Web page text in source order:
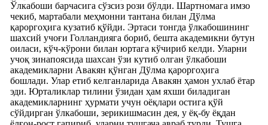
Ўлкабоши барчасига сўзсиз рози бўлди. Шартномага имзо
чекиб, мартабали меҳмонни тантана билан Дўлма
қароргоҳига кузатиб қўйди. Эртаси тонгда ўлкабошининг
шахсий учоғи Голландияга бориб, бешта академикни бутун
оиласи, кўч-кўрони билан юртага кўчириб келди. Уларни
учоқ зинапоясида шахсан ўзи кутиб олган ўлкабоши
академикларни Авакян қўнган Дўлма қароргоҳига
бошлади. Улар етиб келганларида Авакян ҳамон ухлаб ётар
эди. Юрталиклар тилини ўзидан ҳам яхши биладиган
академикларнинг ҳурмати учун оёқлари остига қўй
сўйдирган ўлкабоши, зерикишмасин дея, у ёқ-бу ёқдан